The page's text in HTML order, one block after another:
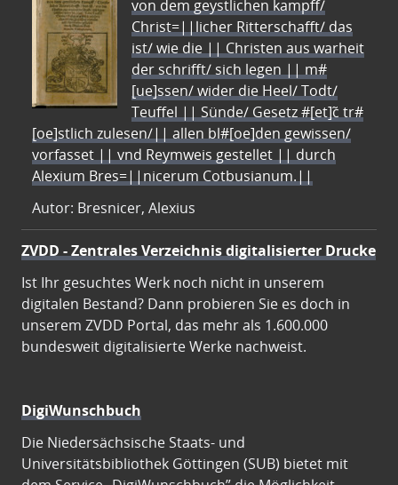
von dem geystlichen kampff/
Christ=||licher Ritterschafft/ das
ist/ wie die || Christen aus warheit
der schrifft/ sich legen || m#
[ue]ssen/ wider die Heel/ Todt/
Teuffel || Sünde/ Gesetz #[et]c̃ tr#
[oe]stlich zulesen/|| allen bl#[oe]den gewissen/
vorfasset || vnd Reymweis gestellet || durch
Alexium Bres=||nicerum Cotbusianum.||
Autor: Bresnicer, Alexius
ZVDD - Zentrales Verzeichnis digitalisierter Drucke
Ist Ihr gesuchtes Werk noch nicht in unserem
digitalen Bestand? Dann probieren Sie es doch in
unserem ZVDD Portal, das mehr als 1.600.000
bundesweit digitalisierte Werke nachweist.
DigiWunschbuch
Die Niedersächsische Staats- und
Universitätsbibliothek Göttingen (SUB) bietet mit